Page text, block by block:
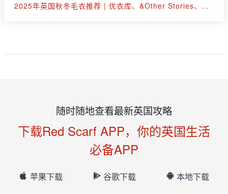
2025年英国秋冬毛衣推荐 | 优衣库、&Other Stories、拉夫劳伦等30+款
随时随地查看最新英国攻略
下载Red Scarf APP，你的英国生活
必备APP
苹果下载 谷歌下载 本地下载